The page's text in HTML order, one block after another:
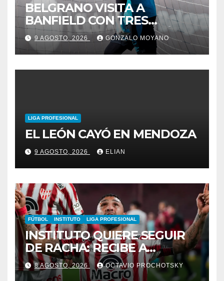
BELGRANO VISITA A
BANFIELD CON TRES
JUVENILES QUE TENDRÁN
SU PRIMERA CONVOCATORIA
9 AGOSTO, 2026 GONZALO MOYANO
LIGA PROFESIONAL
EL LEÓN CAYÓ EN MENDOZA
9 AGOSTO, 2026 ELIAN
FÚTBOL INSTITUTO LIGA PROFESIONAL
INSTITUTO QUIERE SEGUIR
DE RACHA: RECIBE A
GIMNASIA DE MENDOZA EN
ALTA CÓRDOBA
8 AGOSTO, 2026 OCTAVIO PROCHOTSKY